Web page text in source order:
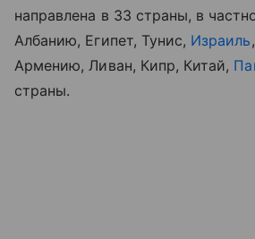
направлена в 33 страны, в
Албанию, Египет, Тунис, Израиль
Армению, Ливан, Кипр, Китай,
страны.